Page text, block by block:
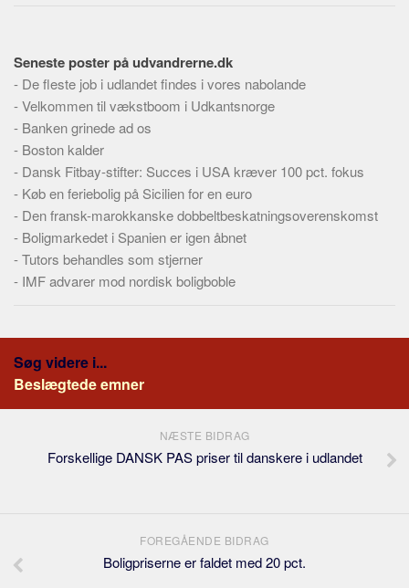
Seneste poster på udvandrerne.dk
- De fleste job i udlandet findes i vores nabolande
-Velkommen til vækstboom i Udkantsnorge
- Banken grinede ad os
- Boston kalder
- Dansk Fitbay-stifter: Succes i USA kræver 100 pct. fokus
- Køb en feriebolig på Sicilien for en euro
- Den fransk-marokkanske dobbeltbeskatningsoverenskomst
- Boligmarkedet i Spanien er igen åbnet
-Tutors behandles som stjerner
- IMF advarer mod nordisk boligboble
Søg videre i...
Beslægtede emner
NÆSTE BIDRAG
Forskellige DANSK PAS priser til danskere i udlandet
FOREGÅENDE BIDRAG
Boligpriserne er faldet med 20 pct.